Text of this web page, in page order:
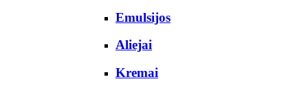
Emulsijos
Aliejai
Kremai